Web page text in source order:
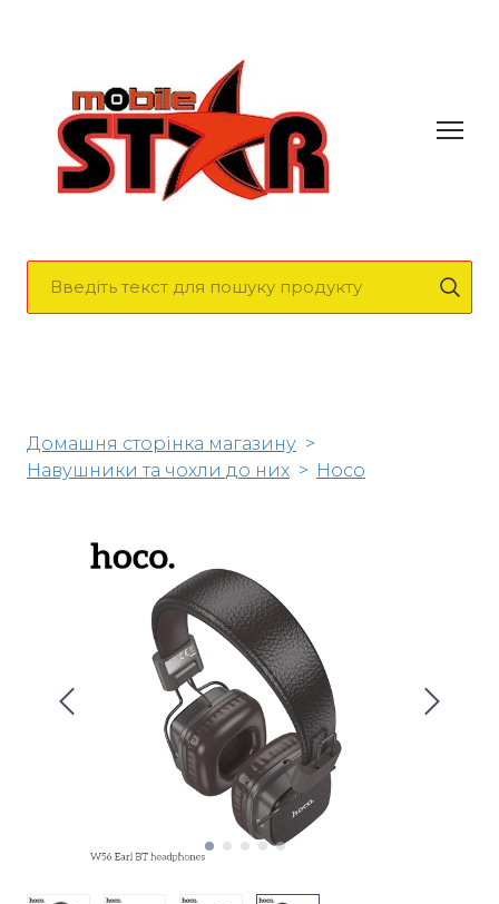
Домашня сторінка магазину
Навушники та чохли до них
Hoco